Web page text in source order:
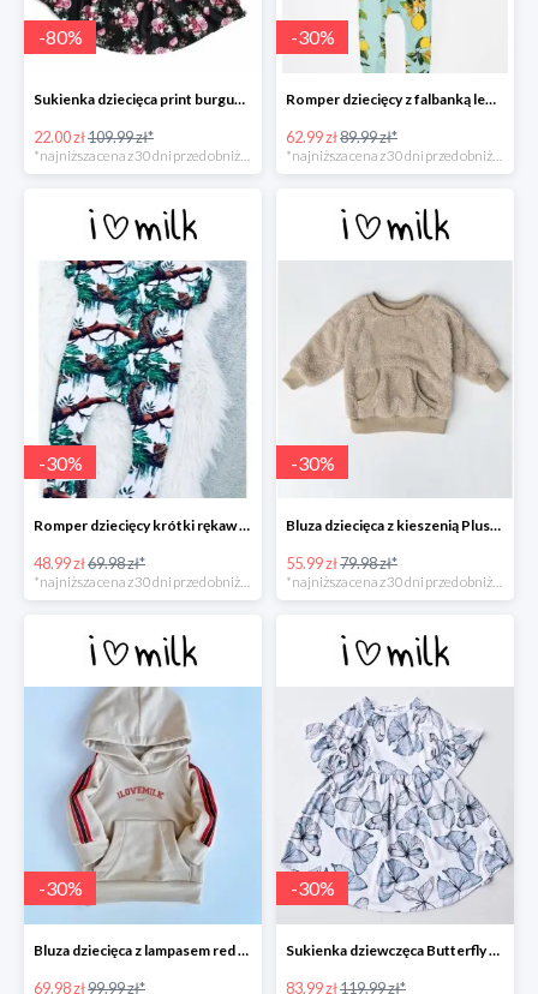
-80%
Sukienka dziecięca print burgundy flower -80%
22.00 zł109.99 zł*
*najniższa cena z 30 dni przed obniżką
-30%
Romper dziecięcy z falbanką lemonade print -30%
62.99 zł89.99 zł*
*najniższa cena z 30 dni przed obniżką
-30%
Romper dziecięcy krótki rękaw "leopard" -30%
48.99 zł69.98 zł*
-30%
Bluza dziecięca z kieszenią Plush Beżowa -30%
55.99 zł79.98 zł*
-30%
Bluza dziecięca z lampasem red Beżowa -30%
69.98 zł99.99 zł*
-30%
Sukienka dziewczęca Butterfly print Błękitna -30%
83.99 zł119.99 zł*